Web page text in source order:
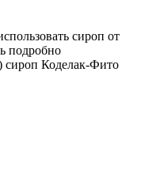
сироп от
подробно
сироп Коделак-Фито